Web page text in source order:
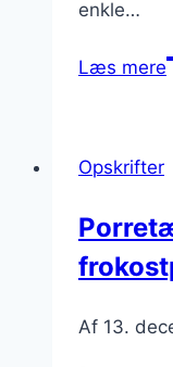
enkle…
Læs mere
Opskrifter
Af 13.